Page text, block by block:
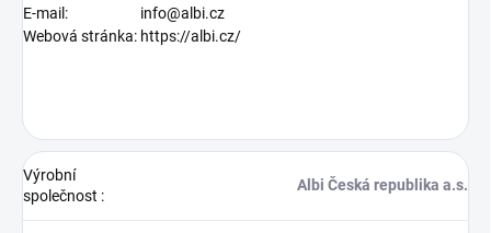
E-mail:
info@albi.cz
Webová stránka: https://albi.cz/
Výrobní
společnost :
Albi Česká republika a.s.